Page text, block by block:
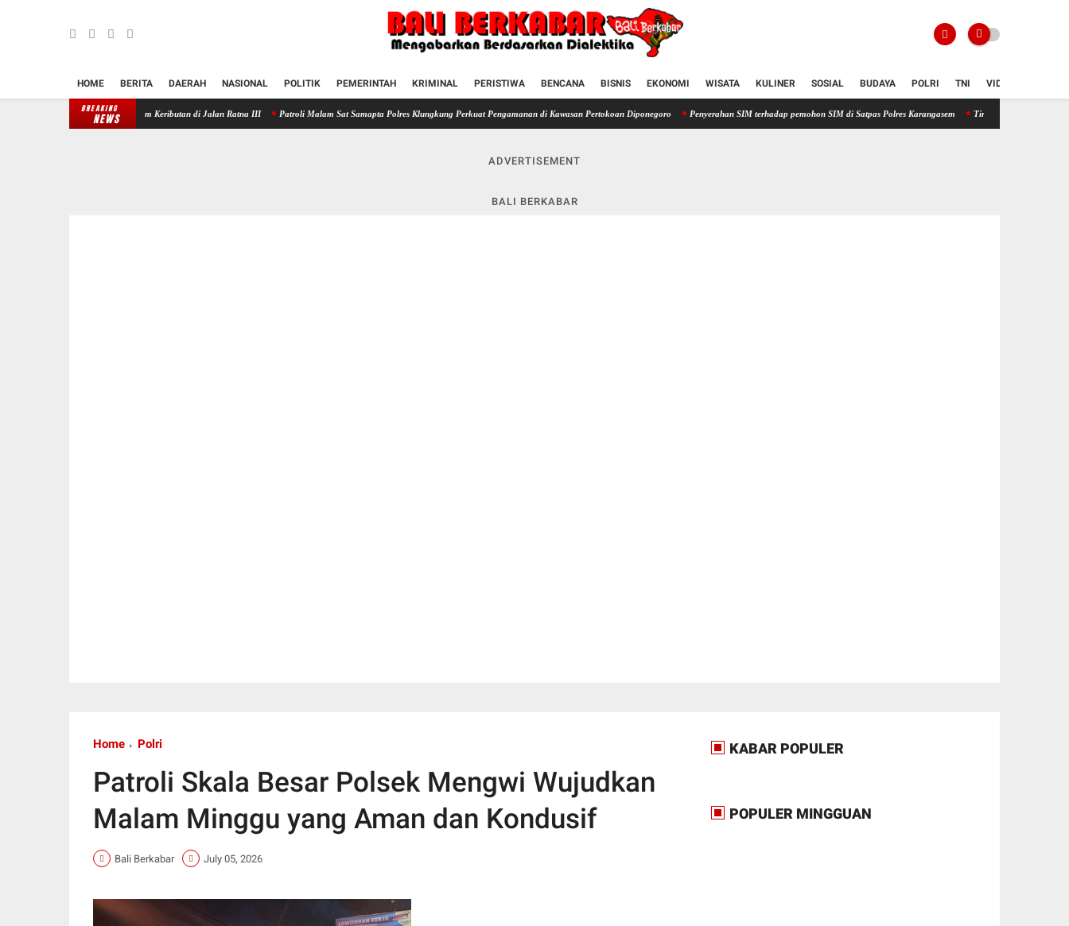
HOME BERITA DAERAH NASIONAL POLITIK PEMERINTAH KRIMINAL PERISTIWA BENCANA BISNIS EKONOMI WISATA KULINER SOSIAL BUDAYA POLRI TNI VIDIO
BREAKING
NEWS
Polres Klungkung Redam Keributan di Jalan Ratna III Patroli Malam Sat Samapta Polres Klungkung Perkuat Pengamanan di Kawasan Pertokoan Diponegoro Penyerahan SIM terhadap pemohon SIM di Satpas Polres Karangasem Tingkatkan Kualitas Pelayanan
ADVERTISEMENT
BALI BERKABAR
Home Polri
Patroli Skala Besar Polsek Mengwi Wujudkan
Malam Minggu yang Aman dan Kondusif
Bali Berkabar July 05, 2026
KABAR POPULER
POPULER MINGGUAN